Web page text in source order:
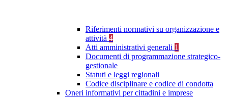
Riferimenti normativi su organizzazione e
attività 4
Atti amministrativi generali 1
Documenti di programmazione strategico-
gestionale
Statuti e leggi regionali
Codice disciplinare e codice di condotta
Oneri informativi per cittadini e imprese